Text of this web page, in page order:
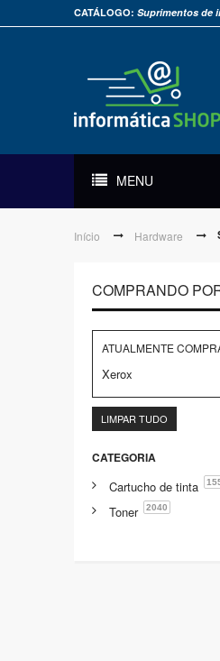
CATÁLOGO: Suprimentos de
MENU
Início Hardware
COMPRANDO
ATUALMENTE
Xerox
LIMPAR TUDO
CATEGORIA
Cartucho de tinta
Toner 2040